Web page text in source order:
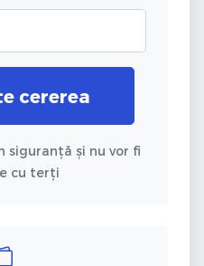
cererea
siguranță și nu vor fi
cu terți